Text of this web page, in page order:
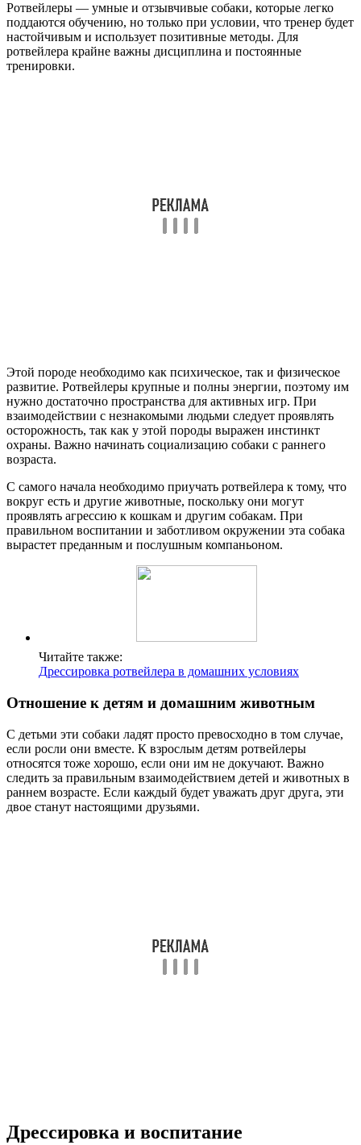
Ротвейлеры — умные и отзывчивые собаки, которые легко
поддаются обучению, но только при условии, что тренер будет
настойчивым и использует позитивные методы. Для
ротвейлера крайне важны дисциплина и постоянные
тренировки.
Этой породе необходимо как психическое, так и физическое
развитие. Ротвейлеры крупные и полны энергии, поэтому им
нужно достаточно пространства для активных игр. При
взаимодействии с незнакомыми людьми следует проявлять
осторожность, так как у этой породы выражен инстинкт
охраны. Важно начинать социализацию собаки с раннего
возраста.
С самого начала необходимо приучать ротвейлера к тому, что
вокруг есть и другие животные, поскольку они могут
проявлять агрессию к кошкам и другим собакам. При
правильном воспитании и заботливом окружении эта собака
вырастет преданным и послушным компаньоном.
Читайте также:
Дрессировка ротвейлера в домашних условиях
Отношение к детям и домашним животным
С детьми эти собаки ладят просто превосходно в том случае,
если росли они вместе. К взрослым детям ротвейлеры
относятся тоже хорошо, если они им не докучают. Важно
следить за правильным взаимодействием детей и животных в
раннем возрасте. Если каждый будет уважать друг друга, эти
двое станут настоящими друзьями.
Дрессировка и воспитание